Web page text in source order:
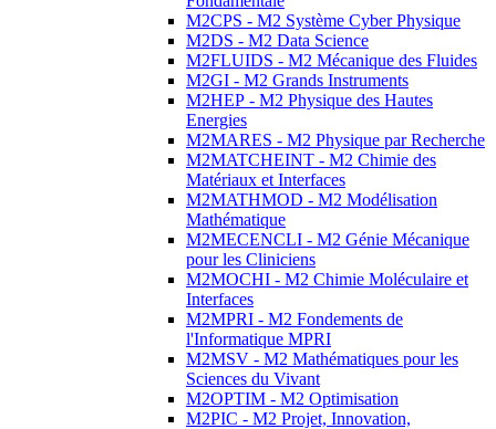
M2CPS - M2 Système Cyber Physique
M2DS - M2 Data Science
M2FLUIDS - M2 Mécanique des Fluides
M2GI - M2 Grands Instruments
M2HEP - M2 Physique des Hautes
Energies
M2MARES - M2 Physique par Recherche
M2MATCHEINT - M2 Chimie des
Matériaux et Interfaces
M2MATHMOD - M2 Modélisation
Mathématique
M2MECENCLI - M2 Génie Mécanique
pour les Cliniciens
M2MOCHI - M2 Chimie Moléculaire et
Interfaces
M2MPRI - M2 Fondements de
l'Informatique MPRI
M2MSV - M2 Mathématiques pour les
Sciences du Vivant
M2OPTIM - M2 Optimisation
M2PIC - M2 Projet, Innovation,